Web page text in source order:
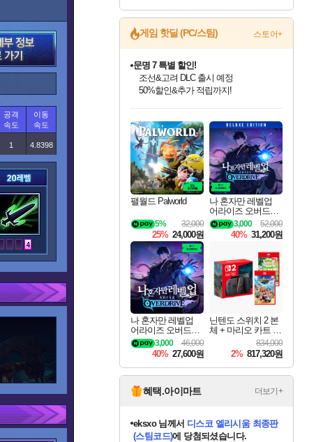
공격
속도
이동
속도
1 4.8398
게임 핫딜 (PC/스팀) 스토어+
최대 90% 할인가를 만나보세요!
네이버혜택과 함께 만나보세요!
50%할인&추가 적립까지!
귀무자: 검의 길 예약 판매 중!
10% 할인과
이니&베니 혜택까지!
네이버 혜택가와 함께 예약하세요!
할인&네이버혜택으로 만나보세요!
네이버페이 혜택과 만나보세요!
40주년 프로모션으로 만나보세요!
네이버 포인트 혜택까지!
할인가에 만나보세요!
일부 에디션 상시 할인!
혜택으로 예약 판매 중
편안하게 충전하세요
팰월드 Palworld
32,000
5%
25% 24,000원
나 혼자만 레벨업
어라이즈 오버드라
이브 디럭스 에디션
Solo Leveling Arise
Overdrive Deluxe Edi
52,000
3,000
40% 31,200원
나 혼자만 레벨업
어라이즈 오버드라
이브 Solo Leveling A
rise
46,000
3,000
40% 27,600원
닌텐도 스위치 2 본
체 + 마리오 카트 월
드 + 포켓몬 포코피
아 번들
834,000
2% 817,320원
혜택.아이마트 더보기+
eksxo님께서 디스코 엘리시움 최종판
(스팀코드)에 당첨되셨습니다.